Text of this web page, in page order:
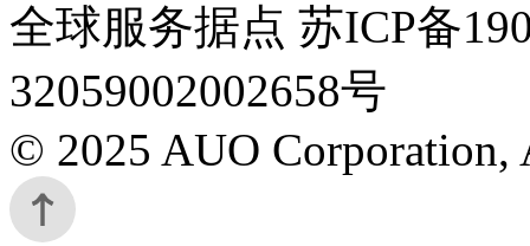
全球服务据点 苏ICP备
32059002002658号
© 2025 AUO Corporation,